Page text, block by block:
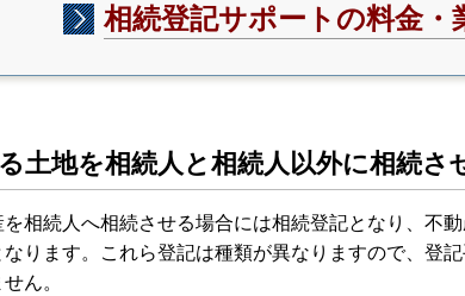
相続登記サポートの料金・
土地を相続人と相続人以外に相続
を相続人へ相続させる場合には相続登記となり、不
なります。これら登記は種類が異なりますので、登
ん。